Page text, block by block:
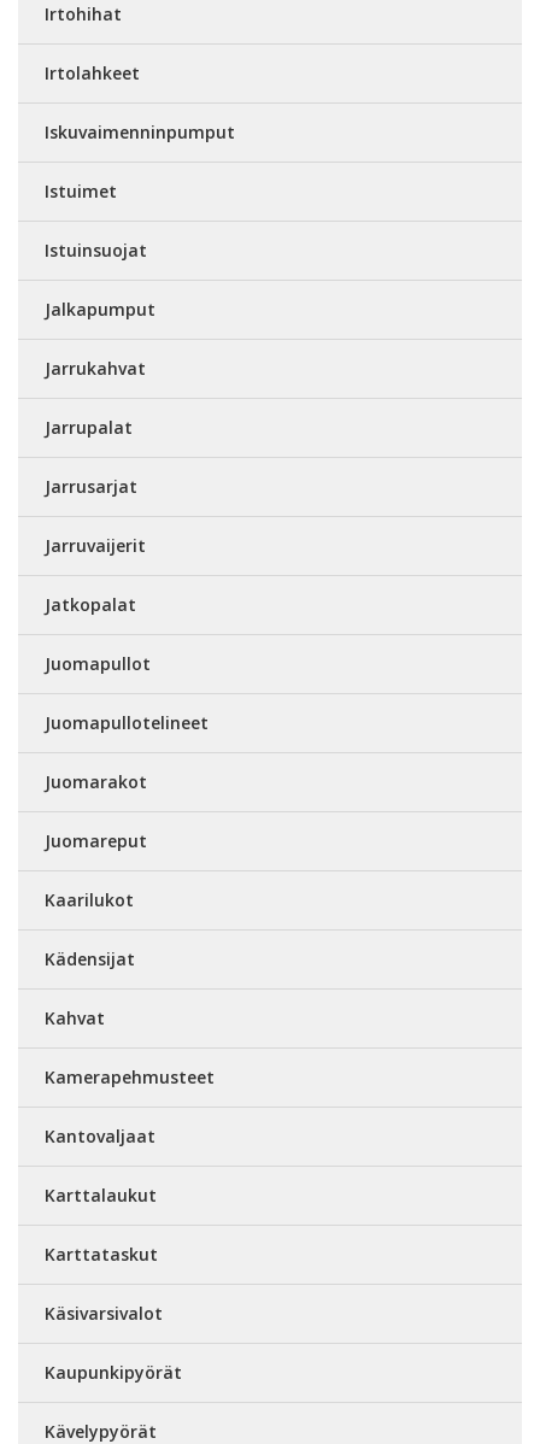
Irtohihat
Irtolahkeet
Iskuvaimenninpumput
Istuimet
Istuinsuojat
Jalkapumput
Jarrukahvat
Jarrupalat
Jarrusarjat
Jarruvaijerit
Jatkopalat
Juomapullot
Juomapullotelineet
Juomarakot
Juomareput
Kaarilukot
Kädensijat
Kahvat
Kamerapehmusteet
Kantovaljaat
Karttalaukut
Karttataskut
Käsivarsivalot
Kaupunkipyörät
Kävelypyörät